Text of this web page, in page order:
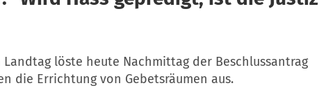
löste heute Nachmittag der Beschlussantrag
die Errichtung von Gebetsräumen aus.